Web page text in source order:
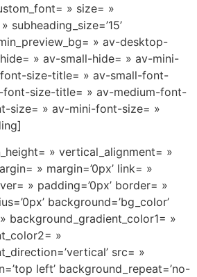
» size= »
subheading_size=’15’
» av-desktop-
» av-small-hide= » av-mini-
size-title= » av-small-font-
size-title= » av-medium-font-
size= » av-mini-font-size= »
» vertical_alignment= »
» margin=’0px’ link= »
» padding=’0px’ border= »
background=’bg_color’
background_gradient_color1= »
»
src= »
left’ background_repeat=’no-